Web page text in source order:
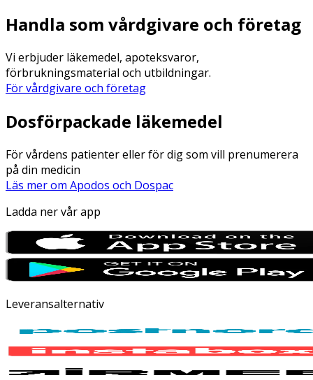
Handla som vårdgivare och företag
Vi erbjuder läkemedel, apoteksvaror,
förbrukningsmaterial och utbildningar.
För vårdgivare och företag
Dosförpackade läkemedel
För vårdens patienter eller för dig som vill prenumerera
på din medicin
Läs mer om Apodos och Dospac
Ladda ner vår app
Leveransalternativ